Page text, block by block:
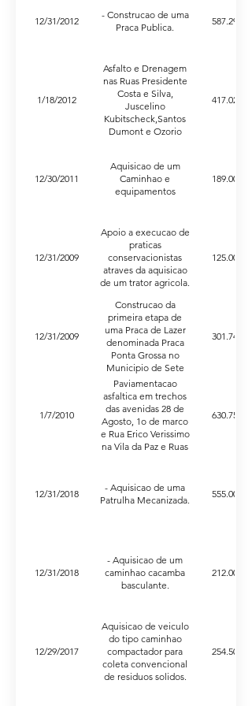
Vargas, entre Avenida
Ipora e Avenida 28 de
seguintes ruas do
Municipio de Sete
Quedas/MS: -Rua
Castelo Branco, entre
Avenida 28 de
Agosto e Avenida
Erico Verissimo e Rua
Castelo Branco.
12/31/2012
- Construcao de uma
Praca Publica.
587.290,82
1/18/2012
Asfalto e Drenagem
nas Ruas Presidente
Costa e Silva,
Juscelino
Kubitscheck,Santos
Dumont e Ozorio
417.020,95
12/30/2011
Aquisicao de um
Caminhao e
equipamentos
189.000,00
12/31/2009
Apoio a execucao de
praticas
conservacionistas
atraves da aquisicao
de um trator agricola.
125.000,00
12/31/2009
Construcao da
primeira etapa de
uma Praca de Lazer
denominada Praca
Ponta Grossa no
Municipio de Sete
Quedas - MS.
301.743,47
1/7/2010
Paviamentacao
asfaltica em trechos
das avenidas 28 de
Agosto, 1o de marco
e Rua Erico Verissimo
na Vila da Paz e Ruas
Macuco, Sabia e
Curio no Conjunto
630.752,46
12/31/2018
- Aquisicao de uma
Patrulha Mecanizada.
555.000,00
12/31/2018
- Aquisicao de um
caminhao cacamba
basculante.
212.000,00
12/29/2017
Aquisicao de veiculo
do tipo caminhao
compactador para
coleta convencional
de residuos solidos.
254.500,00